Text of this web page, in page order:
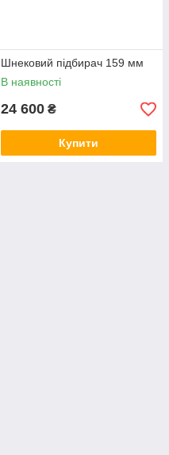
Шнековий підбирач 159 мм
В наявності
24 600 ₴
Купити